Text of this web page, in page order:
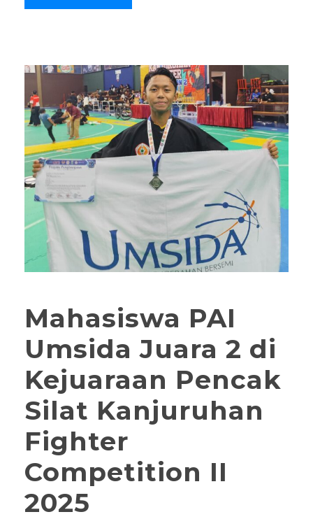
Mahasiswa PAI
Umsida Juara 2 di
Kejuaraan Pencak
Silat Kanjuruhan
Fighter
Competition II
2025